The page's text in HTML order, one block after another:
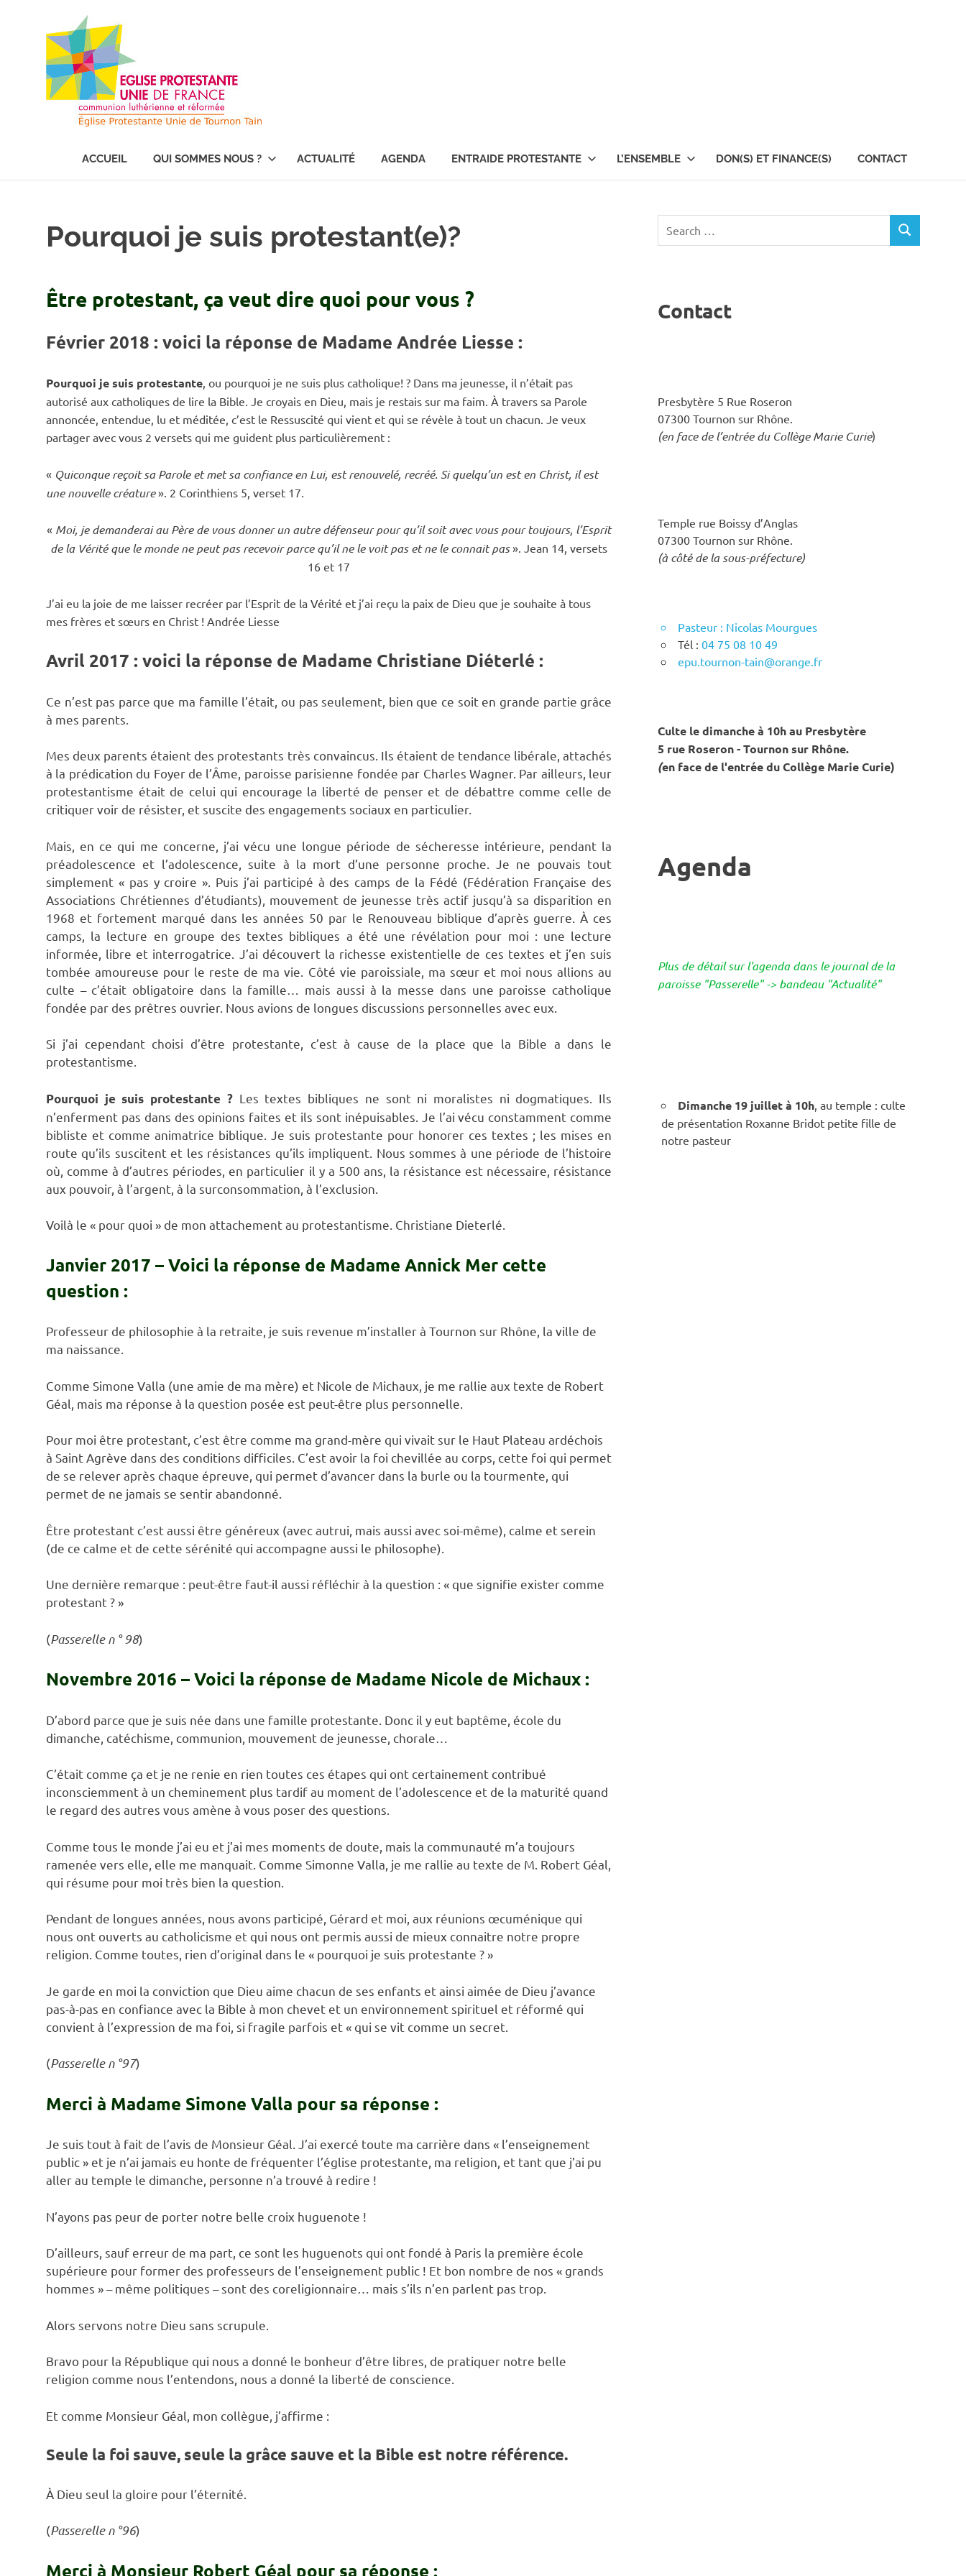
de
à
Rhône
et
Tain
l'Hermitage
de
sur
l'Hermitage
ACCUEIL QUI SOMMES NOUS ? ACTUALITÉ AGENDA ENTRAIDE PROTESTANTE L’ENSEMBLE DON(S) ET FINANCE(S) CONTACT
Pourquoi je suis protestant(e)?
Être protestant, ça veut dire quoi pour vous ?
Février 2018 : voici la réponse de Madame Andrée Liesse :
Pourquoi je suis protestante, ou pourquoi je ne suis plus catholique! ? Dans ma jeunesse, il n’était pas
autorisé aux catholiques de lire la Bible. Je croyais en Dieu, mais je restais sur ma faim. À travers sa Parole
annoncée, entendue, lu et méditée, c’est le Ressuscité qui vient et qui se révèle à tout un chacun. Je veux
partager avec vous 2 versets qui me guident plus particulièrement :
« Quiconque reçoit sa Parole et met sa confiance en Lui, est renouvelé, recréé. Si quelqu’un est en Christ, il est
une nouvelle créature». 2 Corinthiens 5, verset 17.
« Moi, je demanderai au Père de vous donner un autre défenseur pour qu’il soit avec vous pour toujours, l’Esprit
de la Vérité que le monde ne peut pas recevoir parce qu’il ne le voit pas et ne le connait pas».Jean 14, versets
16 et 17
J’ai eu la joie de me laisser recréer par l’Esprit de la Vérité et j’ai reçu la paix de Dieu que je souhaite à tous
mes frères et sœurs en Christ ! Andrée Liesse
Avril 2017 : voici la réponse de Madame Christiane Diéterlé :
Ce n’est pas parce que ma famille l’était, ou pas seulement, bien que ce soit en grande partie grâce
à mes parents.
Mes deux parents étaient des protestants très convaincus. Ils étaient de tendance libérale, attachés
à la prédication du Foyer de l’Âme, paroisse parisienne fondée par Charles Wagner. Par ailleurs, leur
protestantisme était de celui qui encourage la liberté de penser et de débattre comme celle de
critiquer voir de résister, et suscite des engagements sociaux en particulier.
Mais, en ce qui me concerne, j’ai vécu une longue période de sécheresse intérieure, pendant la
préadolescence et l’adolescence, suite à la mort d’une personne proche. Je ne pouvais tout
simplement « pas y croire ». Puis j’ai participé à des camps de la Fédé (Fédération Française des
Associations Chrétiennes d’étudiants), mouvement de jeunesse très actif jusqu’à sa disparition en
1968 et fortement marqué dans les années 50 par le Renouveau biblique d’après guerre. À ces
camps, la lecture en groupe des textes bibliques a été une révélation pour moi : une lecture
informée, libre et interrogatrice. J’ai découvert la richesse existentielle de ces textes et j’en suis
tombée amoureuse pour le reste de ma vie. Côté vie paroissiale, ma sœur et moi nous allions au
culte – c’était obligatoire dans la famille… mais aussi à la messe dans une paroisse catholique
fondée par des prêtres ouvrier. Nous avions de longues discussions personnelles avec eux.
Si j’ai cependant choisi d’être protestante, c’est à cause de la place que la Bible a dans le
protestantisme.
Pourquoi je suis protestante ? Les textes bibliques ne sont ni moralistes ni dogmatiques. Ils
n’enferment pas dans des opinions faites et ils sont inépuisables. Je l’ai vécu constamment comme
bibliste et comme animatrice biblique. Je suis protestante pour honorer ces textes ; les mises en
route qu’ils suscitent et les résistances qu’ils impliquent. Nous sommes à une période de l’histoire
où, comme à d’autres périodes, en particulier il y a 500 ans, la résistance est nécessaire, résistance
aux pouvoir, à l’argent, à la surconsommation, à l’exclusion.
Voilà le « pour quoi » de mon attachement au protestantisme. Christiane Dieterlé.
Janvier 2017 – Voici la réponse de Madame Annick Mer cette
question :
Professeur de philosophie à la retraite, je suis revenue m’installer à Tournon sur Rhône, la ville de
ma naissance.
Comme Simone Valla (une amie de ma mère) et Nicole de Michaux, je me rallie aux texte de Robert
Géal, mais ma réponse à la question posée est peut-être plus personnelle.
Pour moi être protestant, c’est être comme ma grand-mère qui vivait sur le Haut Plateau ardéchois
à Saint Agrève dans des conditions difficiles. C’est avoir la foi chevillée au corps, cette foi qui permet
de se relever après chaque épreuve, qui permet d’avancer dans la burle ou la tourmente, qui
permet de ne jamais se sentir abandonné.
Être protestant c’est aussi être généreux (avec autrui, mais aussi avec soi-même), calme et serein
(de ce calme et de cette sérénité qui accompagne aussi le philosophe).
Une dernière remarque : peut-être faut-il aussi réfléchir à la question : « que signifie exister comme
protestant ? »
(Passerelle n ° 98)
Novembre 2016 – Voici la réponse de Madame Nicole de Michaux :
D’abord parce que je suis née dans une famille protestante. Donc il y eut baptême, école du
dimanche, catéchisme, communion, mouvement de jeunesse, chorale…
C’était comme ça et je ne renie en rien toutes ces étapes qui ont certainement contribué
inconsciemment à un cheminement plus tardif au moment de l’adolescence et de la maturité quand
le regard des autres vous amène à vous poser des questions.
Comme tous le monde j’ai eu et j’ai mes moments de doute, mais la communauté m’a toujours
ramenée vers elle, elle me manquait. Comme Simonne Valla, je me rallie au texte de M. Robert Géal,
qui résume pour moi très bien la question.
Pendant de longues années, nous avons participé, Gérard et moi, aux réunions œcuménique qui
nous ont ouverts au catholicisme et qui nous ont permis aussi de mieux connaitre notre propre
religion. Comme toutes, rien d’original dans le « pourquoi je suis protestante ? »
Je garde en moi la conviction que Dieu aime chacun de ses enfants et ainsi aimée de Dieu j’avance
pas-à-pas en confiance avec la Bible à mon chevet et un environnement spirituel et réformé qui
convient à l’expression de ma foi, si fragile parfois et « qui se vit comme un secret.
(Passerelle n °97)
Merci à Madame Simone Valla pour sa réponse :
Je suis tout à fait de l’avis de Monsieur Géal. J’ai exercé toute ma carrière dans « l’enseignement
public » et je n’ai jamais eu honte de fréquenter l’église protestante, ma religion, et tant que j’ai pu
aller au temple le dimanche, personne n’a trouvé à redire !
N’ayons pas peur de porter notre belle croix huguenote !
D’ailleurs, sauf erreur de ma part, ce sont les huguenots qui ont fondé à Paris la première école
supérieure pour former des professeurs de l’enseignement public ! Et bon nombre de nos « grands
hommes » – même politiques – sont des coreligionnaire… mais s’ils n’en parlent pas trop.
Alors servons notre Dieu sans scrupule.
Bravo pour la République qui nous a donné le bonheur d’être libres, de pratiquer notre belle
religion comme nous l’entendons, nous a donné la liberté de conscience.
Et comme Monsieur Géal, mon collègue, j’affirme :
Seule la foi sauve, seule la grâce sauve et la Bible est notre référence.
À Dieu seul la gloire pour l’éternité.
(Passerelle n °96)
Merci à Monsieur Robert Géal pour sa réponse :
for:
SEARCH
Contact
Presbytère 5 Rue Roseron
07300 Tournon sur Rhône.
(en face de l’entrée du Collège Marie Curie)
Temple rue Boissy d’Anglas
07300 Tournon sur Rhône.
(à côté de la sous-préfecture)
Pasteur : Nicolas Mourgues
Tél : 04 75 08 10 49
epu.tournon-tain@orange.fr
Culte le dimanche à 10h au Presbytère
5 rue Roseron - Tournon sur Rhône.
(en face de l'entrée du Collège Marie Curie)
Agenda
Plus de détail sur l'agenda dans le journal de la
paroisse "Passerelle" -> bandeau "Actualité"
Dimanche 19 juillet à 10h , au temple : culte
de présentation Roxanne Bridot petite fille de
notre pasteur